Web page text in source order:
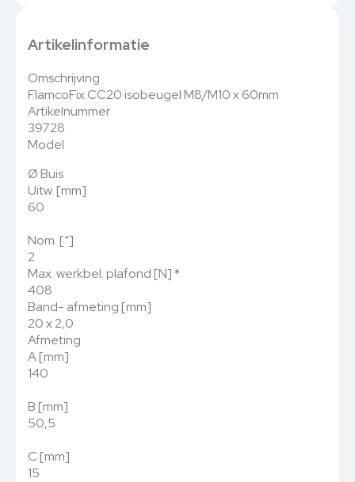
Artikelinformatie
Omschrijving
FlamcoFix CC20 isobeugel M8/M10 x 60mm
Artikelnummer
39728
Model
Ø Buis
Uitw. [mm]
60
Nom. [“]
2
Max. werkbel. plafond [N]*
408
Band- afmeting [mm]
20 x 2,0
Afmeting
A [mm]
140
B [mm]
50,5
C [mm]
15